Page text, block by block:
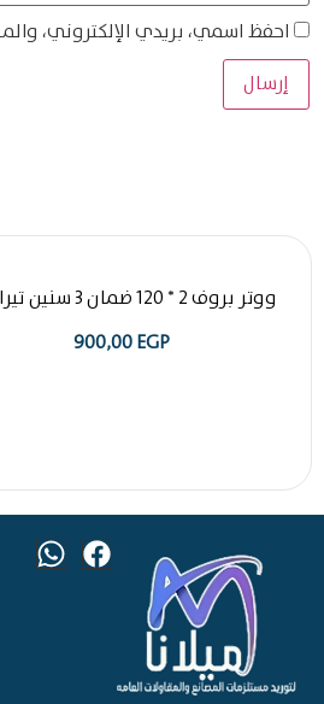
احفظ اسمي، بريدي الإلكتروني،
ووتر بروف 2 * 120 ضمان 3 سنين تيراست
900,00EGP